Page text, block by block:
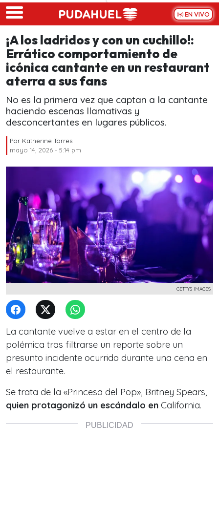
Skip to main content
EN VIVO
¡A los ladridos y con un cuchillo!:
Errático comportamiento de
icónica cantante en un restaurant
aterra a sus fans
No es la primera vez que captan a la cantante
haciendo escenas llamativas y
desconcertantes en lugares públicos.
Por Katherine Torres
mayo 14, 2026 - 5:14 pm
GETTYS IMAGES
La cantante vuelve a estar en el centro de la
polémica tras filtrarse un reporte sobre un
presunto incidente ocurrido durante una cena en
el restaurante.
Se trata de la «Princesa del Pop», Britney Spears,
quien protagonizó un escándalo en California.